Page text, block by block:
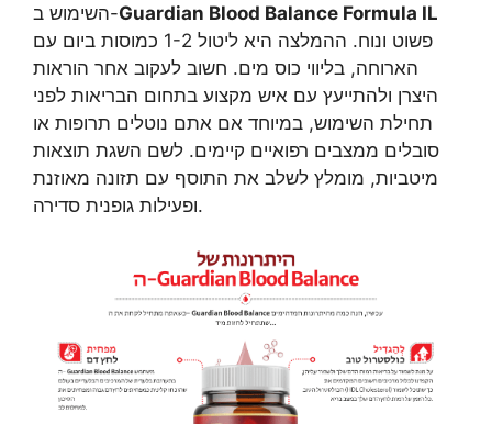
השימוש ב-Guardian Blood Balance Formula IL
פשוט ונוח. ההמלצה היא ליטול 1-2 כמוסות ביום עם
הארוחה, בליווי כוס מים. חשוב לעקוב אחר הוראות
היצרן ולהתייעץ עם איש מקצוע בתחום הבריאות לפני
תחילת השימוש, במיוחד אם אתם נוטלים תרופות או
סובלים ממצבים רפואיים קיימים. לשם השגת תוצאות
מיטביות, מומלץ לשלב את התוסף עם תזונה מאוזנת
ופעילות גופנית סדירה.